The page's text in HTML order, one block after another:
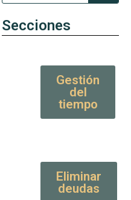
Secciones
Gestión
del
tiempo
Eliminar
deudas